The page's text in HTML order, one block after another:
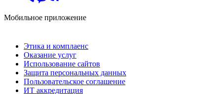
Мобильное приложение
Этика и комплаенс
Оказание услуг
Использование сайтов
Защита персональных данных
Пользовательское соглашение
ИТ аккредитация